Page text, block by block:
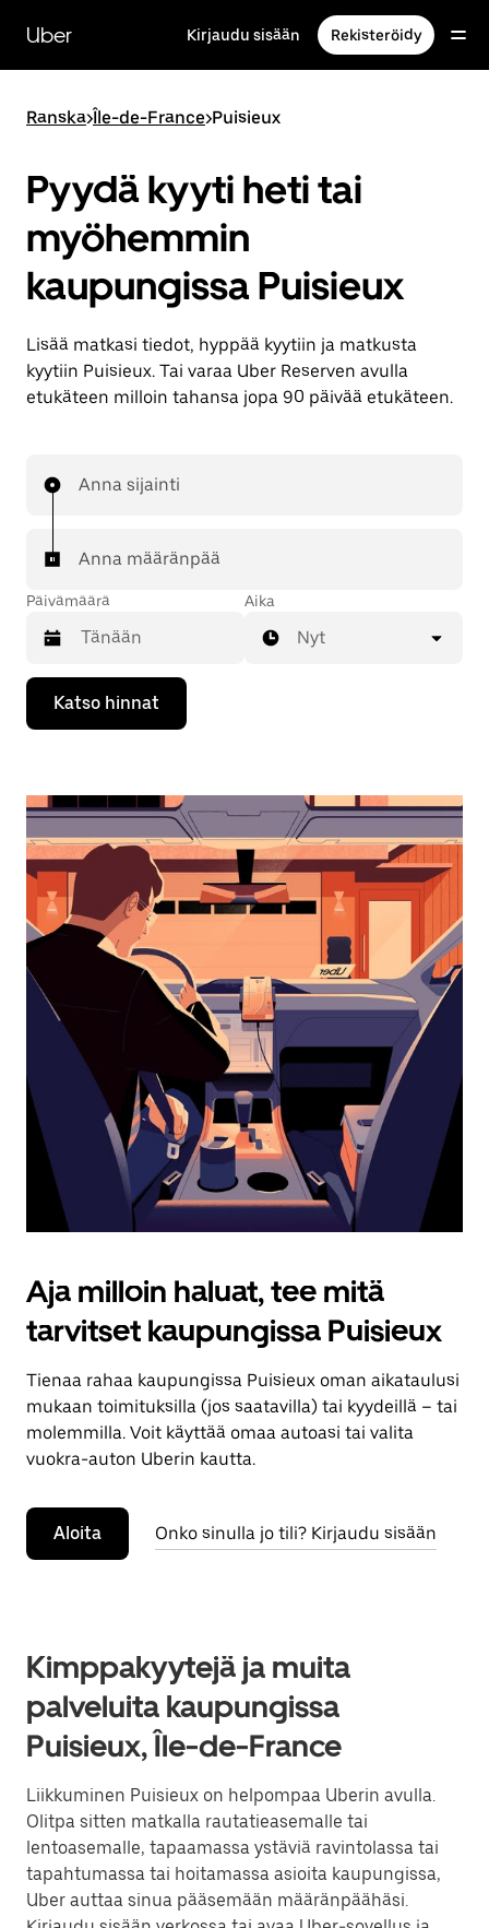
siirry
pääsisältöön
Uber Kirjaudu sisään Rekisteröidy
Ranska>Île-de-France>Puisieux
Pyydä kyyti heti tai
myöhemmin
kaupungissa Puisieux
Lisää matkasi tiedot, hyppää kyytiin ja matkusta
kyytiin Puisieux. Tai varaa Uber Reserven avulla
etukäteen milloin tahansa jopa 90 päivää etukäteen.
Anna sijainti
Anna määränpää
Päivämäärä
Valitse
päivämäärä
kalenterissa
Sulje
Esc-
painikkeella.
Aika
Nyt
Katso hinnat
Aja milloin haluat, tee mitä
tarvitset kaupungissa Puisieux
Tienaa rahaa kaupungissa Puisieux oman aikataulusi
mukaan toimituksilla (jos saatavilla) tai kyydeillä – tai
molemmilla. Voit käyttää omaa autoasi tai valita
vuokra-auton Uberin kautta.
Aloita Onko sinulla jo tili? Kirjaudu sisään
Kimppakyytejä ja muita
palveluita kaupungissa
Puisieux, Île-de-France
Liikkuminen Puisieux on helpompaa Uberin avulla.
Olitpa sitten matkalla rautatieasemalle tai
lentoasemalle, tapaamassa ystäviä ravintolassa tai
tapahtumassa tai hoitamassa asioita kaupungissa,
Uber auttaa sinua pääsemään määränpäähäsi.